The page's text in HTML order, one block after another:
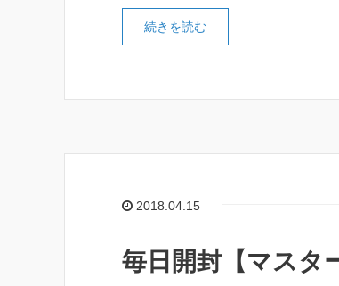
続きを読む
2018.04.15
毎日開封【マス